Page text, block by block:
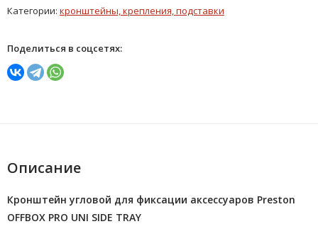
Категории: кронштейны, крепления, подставки
Поделиться в соцсетях:
Описание
Кронштейн угловой для фиксации аксессуаров Preston
OFFBOX PRO UNI SIDE TRAY